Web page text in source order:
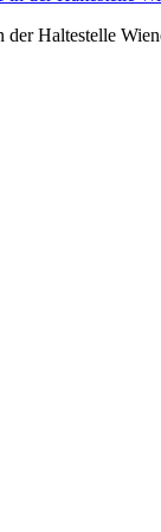
Haltestelle